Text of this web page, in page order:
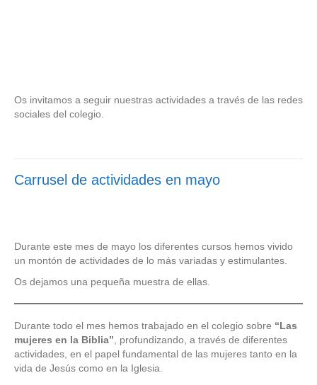
Os invitamos a seguir nuestras actividades a través de las redes
sociales del colegio.
Carrusel de actividades en mayo
Durante este mes de mayo los diferentes cursos hemos vivido
un montón de actividades de lo más variadas y estimulantes.
Os dejamos una pequeña muestra de ellas.
Durante todo el mes hemos trabajado en el colegio sobre “Las
mujeres en la Biblia” , profundizando, a través de diferentes
actividades, en el papel fundamental de las mujeres tanto en la
vida de Jesús como en la Iglesia.